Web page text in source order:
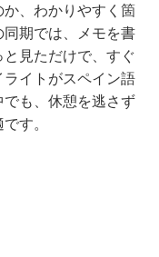
、わかりやすく箇
期では、メモを書
見ただけで、すぐ
イトがスペイン語
も、休憩を逃さず
す。